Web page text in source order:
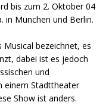
bis zum 2. Oktober 04
in München und Berlin.
Musical bezeichnet, es
dabei ist es jedoch
und
einem Stadttheater
Show ist anders.